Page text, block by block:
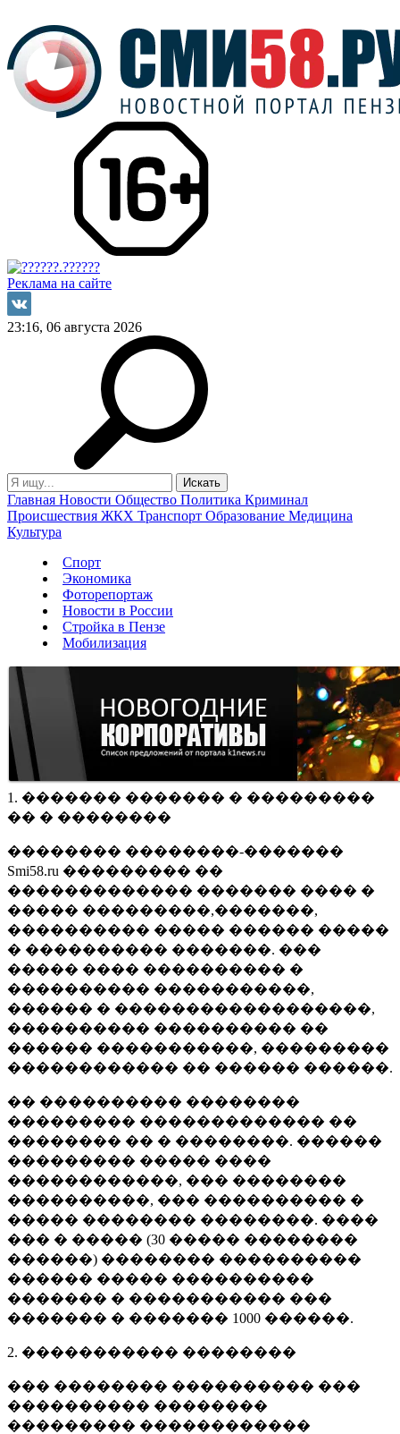
Реклама на сайте
23:16, 06 августа 2026
Главная Новости Общество Политика Криминал
Происшествия ЖКХ Транспорт Образование Медицина
Культура
Спорт
Экономика
Фоторепортаж
Новости в России
Стройка в Пензе
Мобилизация
1. ������� ������� � ���������
�� � ��������
�������� ��������-�������
Smi58.ru ��������� ��
������������� ������� ���� �
����� ���������,�������,
���������� ����� ������ �����
� ���������� �������. ���
����� ���� ���������� �
���������� �����������,
������ � ������������������,
���������� ���������� ��
������ �����������, ���������
������������ �� ������ ������.
�� ���������� ��������
��������� ������������� ��
�������� �� � ��������. ������
��������� ����� ����
������������, ��� ��������
����������, ��� ���������� �
����� �������� ��������. ����
��� � ����� (30 ����� ��������
������) �������� ����������
������ ����� ����������
������� � ����������� ���
������� � ������� 1000 ������.
2. ����������� ��������
��� �������� ���������� ���
���������� ��������
��������� ������������